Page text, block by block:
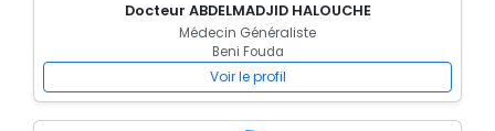
Docteur ABDELMADJID HALOUCHE
Médecin Généraliste
Beni Fouda
Voir le profil